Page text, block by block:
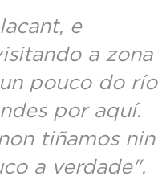
e
a zona
pouco do río
por aquí.
tiñamos nin
a verdade".